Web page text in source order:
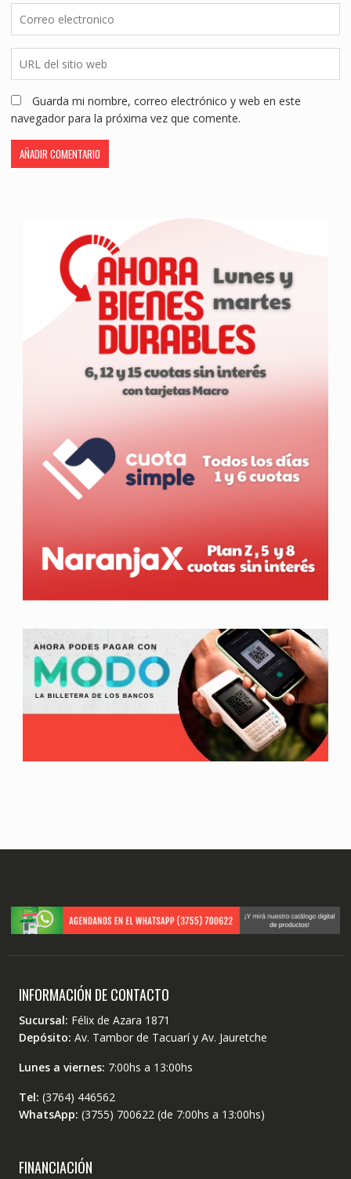
Guarda mi nombre, correo electrónico y web en este
navegador para la próxima vez que comente.
INFORMACIÓN DE CONTACTO
Sucursal: Félix de Azara 1871
Depósito: Av. Tambor de Tacuarí y Av. Jauretche
Lunes a viernes: 7:00hs a 13:00hs
Tel: (3764) 446562
WhatsApp: (3755) 700622 (de 7:00hs a 13:00hs)
FINANCIACIÓN